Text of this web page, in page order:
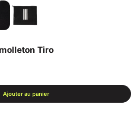
Tiro
Ajouter au panier